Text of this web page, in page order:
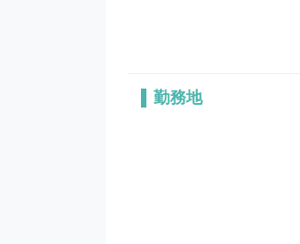
勤務地